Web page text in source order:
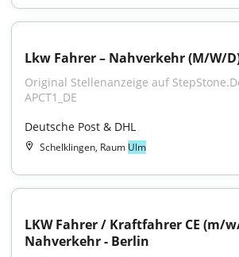
Lkw Fahrer – Nahverkehr (M/W/
Original Stellenanzeige auf
APCT1_DE
Deutsche Post & DHL
Schelklingen, Raum Ulm
LKW Fahrer / Kraftfahrer CE (m/
Nahverkehr - Berlin